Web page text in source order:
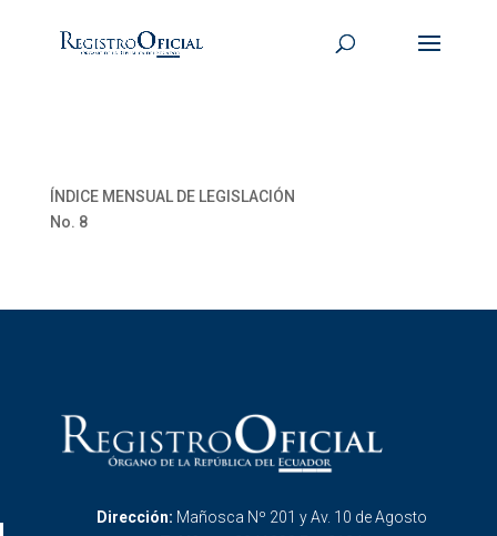
ÍNDICE MENSUAL DE LEGISLACIÓN
No. 8
Dirección: Mañosca Nº 201 y Av. 10 de Agosto